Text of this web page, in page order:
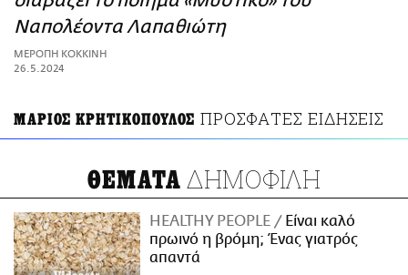
ΑΜΠΑ
PRINT
Ναπολέοντα Λαπαθιώτη
ΜΕΡΟΠΗ ΚΟΚΚΙΝΗ
26.5.2024
ΜΑΡΙΟΣ ΚΡΗΤΙΚΟΠΟΥΛΟΣ ΠΡΟΣΦΑΤΕΣ ΕΙΔΗΣΕΙΣ
ΘΕΜΑΤΑ ΔΗΜΟΦΙΛΗ
HEALTHY PEOPLE
Είναι καλό
πρωινό η βρόμη; Ένας γιατρός
απαντά